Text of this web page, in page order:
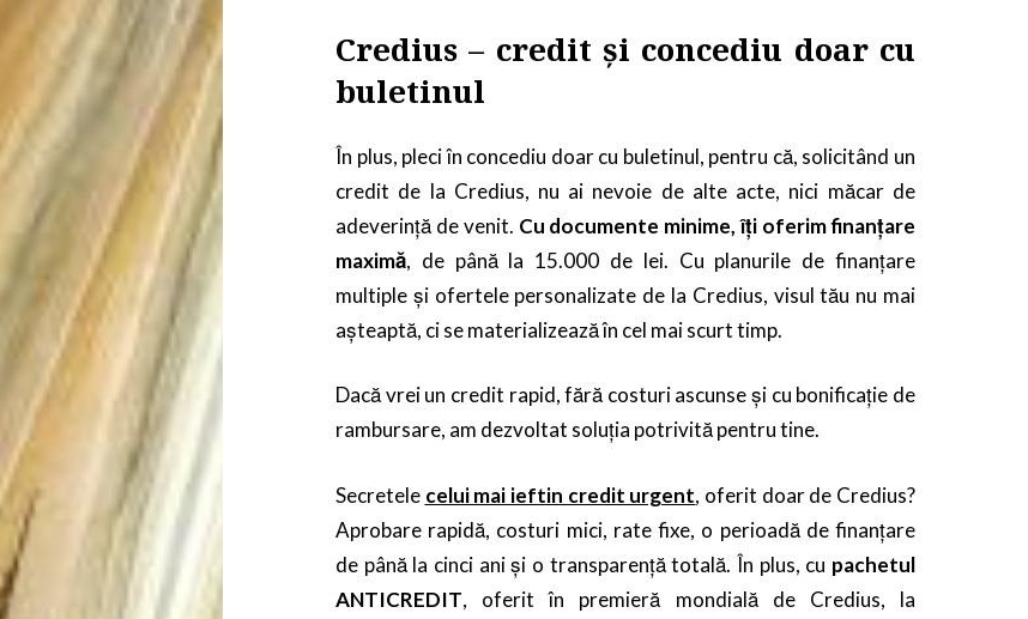
Credius – credit și concediu doar cu
buletinul
În plus, pleci în concediu doar cu buletinul, pentru că, solicitând un
credit de la Credius, nu ai nevoie de alte acte, nici măcar de
adeverință de venit. Cu documente minime, îți oferim finanțare
maximă, de până la 15.000 de lei. Cu planurile de finanțare
multiple și ofertele personalizate de la Credius, visul tău nu mai
așteaptă, ci se materializează în cel mai scurt timp.
Dacă vrei un credit rapid, fără costuri ascunse și cu bonificație de
rambursare, am dezvoltat soluția potrivită pentru tine.
Secretele celui mai ieftin credit urgent, oferit doar de Credius?
Aprobare rapidă, costuri mici, rate fixe, o perioadă de finanțare
de până la cinci ani și o transparență totală. În plus, cu pachetul
ANTICREDIT, oferit în premieră mondială de Credius, la